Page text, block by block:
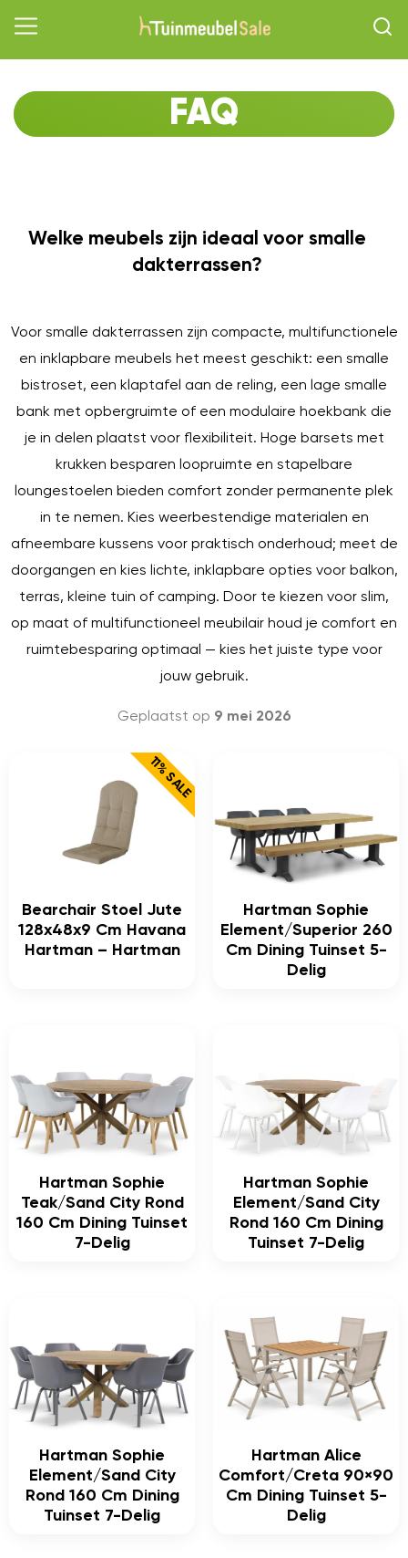
FAQ
Welke meubels zijn ideaal voor smalle
dakterrassen?
Voor smalle dakterrassen zijn compacte, multifunctionele
en inklapbare meubels het meest geschikt: een smalle
bistroset, een klaptafel aan de reling, een lage smalle
bank met opbergruimte of een modulaire hoekbank die
je in delen plaatst voor flexibiliteit. Hoge barsets met
krukken besparen loopruimte en stapelbare
loungestoelen bieden comfort zonder permanente plek
in te nemen. Kies weerbestendige materialen en
afneembare kussens voor praktisch onderhoud; meet de
doorgangen en kies lichte, inklapbare opties voor balkon,
terras, kleine tuin of camping. Door te kiezen voor slim,
op maat of multifunctioneel meubilair houd je comfort en
ruimtebesparing optimaal — kies het juiste type voor
jouw gebruik.
Geplaatst op 9 mei 2026
11% SALE
Bearchair Stoel Jute
128x48x9 Cm Havana
Hartman – Hartman
Hartman Sophie
Element/Superior 260
Cm Dining Tuinset 5-
Delig
Hartman Sophie
Teak/Sand City Rond
160 Cm Dining Tuinset
7-Delig
Hartman Sophie
Element/Sand City
Rond 160 Cm Dining
Tuinset 7-Delig
Hartman Sophie
Element/Sand City
Rond 160 Cm Dining
Tuinset 7-Delig
Hartman Alice
Comfort/Creta 90×90
Cm Dining Tuinset 5-
Delig